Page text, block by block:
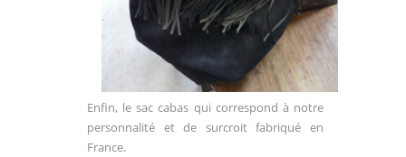
Enfin, le sac cabas qui correspond à notre
personnalité et de surcroit fabriqué en
France.